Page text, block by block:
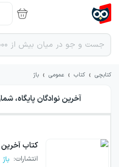
کتابچی › کتاب › عمومی › باژ
آخرین نوادگان پایگاه،
کتاب آخرین
انتشارات: باژ